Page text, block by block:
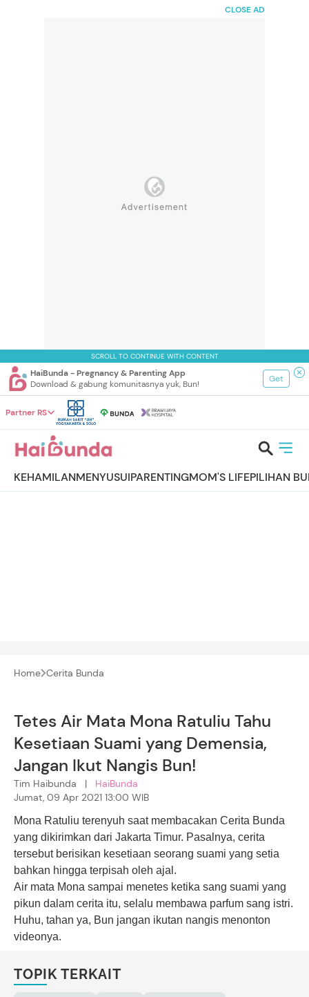
CLOSE AD
SCROLL TO CONTINUE WITH CONTENT
HaiBunda - Pregnancy & Parenting App
Download & gabung komunitasnya yuk, Bun!
Get
Partner RS
KEHAMILANMENYUSUIPARENTINGMOM'S LIFEPILIHAN
Home Cerita Bunda
Tetes Air Mata Mona Ratuliu Tahu
Kesetiaan Suami yang Demensia,
Jangan Ikut Nangis Bun!
Tim Haibunda | HaiBunda
Jumat, 09 Apr 2021 13:00 WIB
Mona Ratuliu terenyuh saat membacakan Cerita Bunda
yang dikirimkan dari Jakarta Timur. Pasalnya, cerita
tersebut berisikan kesetiaan seorang suami yang setia
bahkan hingga terpisah oleh ajal.
Air mata Mona sampai menetes ketika sang suami yang
pikun dalam cerita itu, selalu membawa parfum sang istri.
Huhu, tahan ya, Bun jangan ikutan nangis menonton
videonya.
TOPIK TERKAIT